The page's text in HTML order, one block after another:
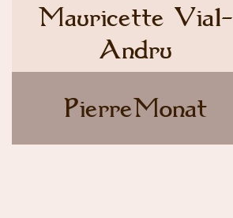
Mauricette Vial-
Andru
PierreMonat